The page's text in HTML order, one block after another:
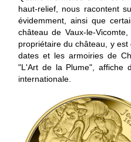
haut-relief, nous racontent
évidemment, ainsi que
château de Vaux-le-
propriétaire du château, y
dates et les armoiries de
"L'Art de la Plume", affiche
internationale.